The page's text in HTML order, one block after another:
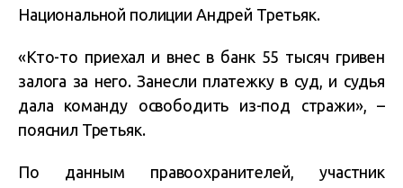
Национальной полиции Андрей Третьяк.
«Кто-то приехал и внес в банк 55 тысяч гривен
залога за него. Занесли платежку в суд, и судья
дала команду освободить из-под стражи», –
пояснил Третьяк.
По данным правоохранителей, участник